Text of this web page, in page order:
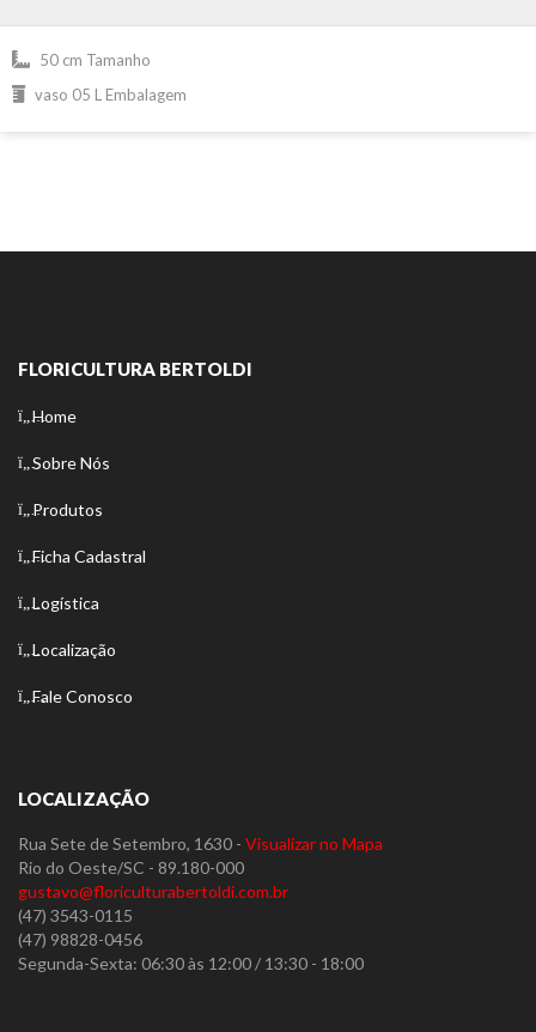
50 cm Tamanho
vaso 05 L Embalagem
FLORICULTURA BERTOLDI
Home
Sobre Nós
Produtos
Ficha Cadastral
Logística
Localização
Fale Conosco
LOCALIZAÇÃO
Rua Sete de Setembro, 1630 - Visualizar no Mapa
Rio do Oeste/SC - 89.180-000
gustavo@floriculturabertoldi.com.br
(47) 3543-0115
(47) 98828-0456
Segunda-Sexta: 06:30 às 12:00 / 13:30 - 18:00